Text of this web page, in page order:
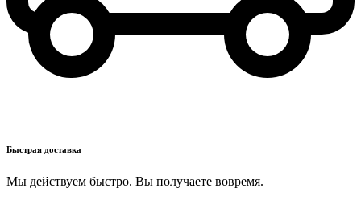
Быстрая доставка
Мы действуем быстро. Вы получаете вовремя.